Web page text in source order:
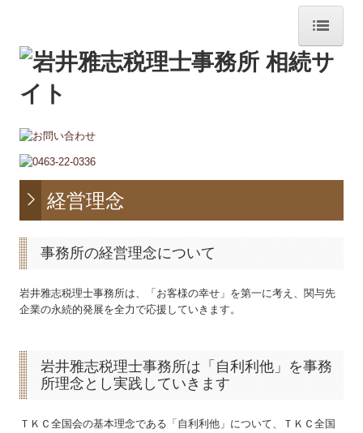
ホーム
経営理念
業務内容
相続申告
相続申告の流れ
相続対策
対策のご提案
経営理念
事務所の経営理念について
岩井雅志税理士事務所は、「お客様の幸せ」を第一に考え、関与先
企業の永続的発展を全力で応援していきます。
岩井雅志税理士事務所は「自利利他」を事務
所理念とし実践していきます
ＴＫＣ全国会の基本理念である「自利利他」について、ＴＫＣ全国